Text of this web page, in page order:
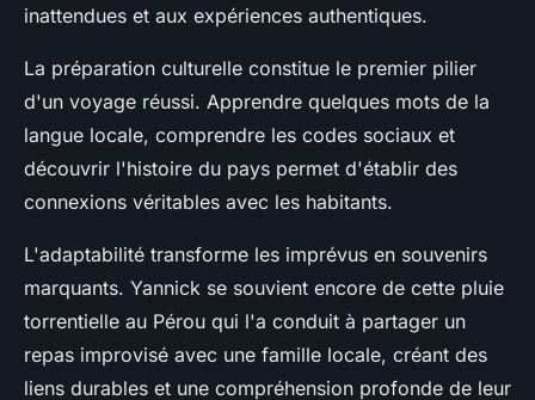
inattendues et aux expériences authentiques.
La préparation culturelle constitue le premier pilier
d'un voyage réussi. Apprendre quelques mots de la
langue locale, comprendre les codes sociaux et
découvrir l'histoire du pays permet d'établir des
connexions véritables avec les habitants.
L'adaptabilité transforme les imprévus en souvenirs
marquants. Yannick se souvient encore de cette pluie
torrentielle au Pérou qui l'a conduit à partager un
repas improvisé avec une famille locale, créant des
liens durables et une compréhension profonde de leur